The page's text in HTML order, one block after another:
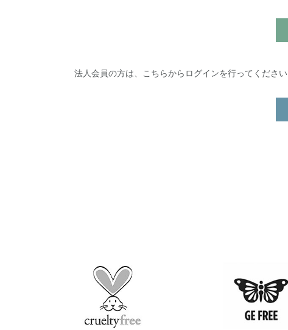
法人会員の方は、こちらからログインを行ってください